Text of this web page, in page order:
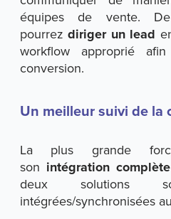
équipes de vente.
pourrezdiriger un lead
workflow approprié
conversion.
Un meilleur suivi de la
La plus grande
son intégration
deux solutions
intégrées/synchronisées